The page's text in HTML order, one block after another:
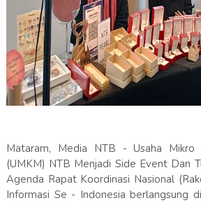
Mataram, Media NTB - Usaha Mikro
(UMKM) NTB Menjadi Side Event Dan
Agenda Rapat Koordinasi Nasional
Informasi Se - Indonesia berlangsung